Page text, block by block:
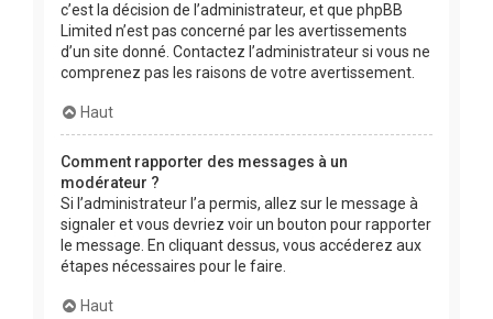
c’est la décision de l’administrateur, et que phpBB
Limited n’est pas concerné par les avertissements
d’un site donné. Contactez l’administrateur si vous ne
comprenez pas les raisons de votre avertissement.
Haut
Comment rapporter des messages à un
modérateur ?
Si l’administrateur l’a permis, allez sur le message à
signaler et vous devriez voir un bouton pour rapporter
le message. En cliquant dessus, vous accéderez aux
étapes nécessaires pour le faire.
Haut